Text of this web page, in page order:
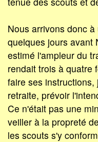
Nous arrivons donc
quelques jours avant
estimé l'ampleur du
rendait trois à quatre
faire ses
retraite, prévoir
Ce n'était pas une
veiller à la propreté
les scouts s'y